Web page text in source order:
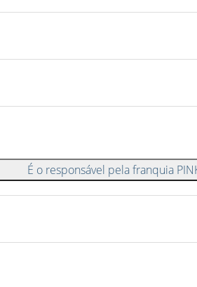
É o responsável pela franquia